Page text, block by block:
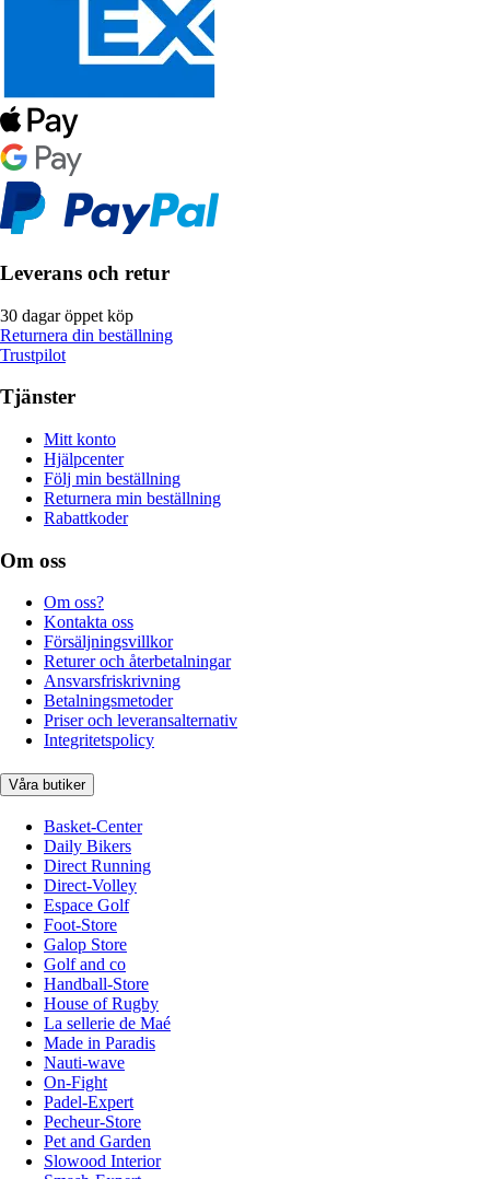
Leverans och retur
30 dagar öppet köp
Returnera din beställning
Trustpilot
Tjänster
Mitt konto
Hjälpcenter
Följ min beställning
Returnera min beställning
Rabattkoder
Om oss
Om oss?
Kontakta oss
Försäljningsvillkor
Returer och återbetalningar
Ansvarsfriskrivning
Betalningsmetoder
Priser och leveransalternativ
Integritetspolicy
Våra butiker
Basket-Center
Daily Bikers
Direct Running
Direct-Volley
Espace Golf
Foot-Store
Galop Store
Golf and co
Handball-Store
House of Rugby
La sellerie de Maé
Made in Paradis
Nauti-wave
On-Fight
Padel-Expert
Pecheur-Store
Pet and Garden
Slowood Interior